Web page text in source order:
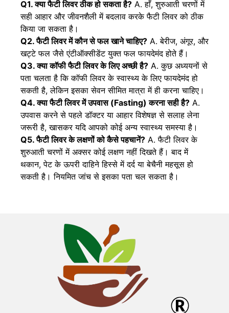
Q1. क्या फैटी लिवर ठीक हो सकता है? A. हाँ, शुरुआती चरणों में
सही आहार और जीवनशैली में बदलाव करके फैटी लिवर को ठीक
किया जा सकता है।
Q2. फैटी लिवर में कौन से फल खाने चाहिए? A. बेरीज, अंगूर, और
खट्टे फल जैसे एंटीऑक्सीडेंट युक्त फल फायदेमंद होते हैं।
Q3. क्या कॉफी फैटी लिवर के लिए अच्छी है? A. कुछ अध्ययनों से
पता चलता है कि कॉफी लिवर के स्वास्थ्य के लिए फायदेमंद हो
सकती है, लेकिन इसका सेवन सीमित मात्रा में ही करना चाहिए।
Q4. क्या फैटी लिवर में उपवास (Fasting) करना सही है? A.
उपवास करने से पहले डॉक्टर या आहार विशेषज्ञ से सलाह लेना
जरूरी है, खासकर यदि आपको कोई अन्य स्वास्थ्य समस्या है।
Q5. फैटी लिवर के लक्षणों को कैसे पहचानें? A. फैटी लिवर के
शुरुआती चरणों में अक्सर कोई लक्षण नहीं दिखते हैं। बाद में
थकान, पेट के ऊपरी दाहिने हिस्से में दर्द या बेचैनी महसूस हो
सकती है। नियमित जांच से इसका पता चल सकता है।